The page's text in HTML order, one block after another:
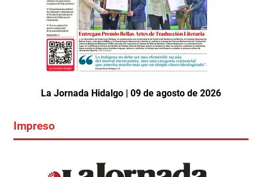
La Jornada Hidalgo | 09 de agosto de 2026
Impreso